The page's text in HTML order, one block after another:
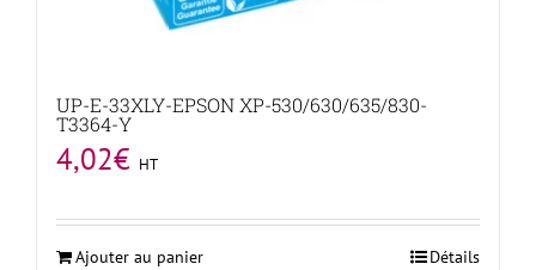
UP-E-33XLY-EPSON XP-530/630/635/830-
T3364-Y
4,02€ HT
Ajouter au panier Détails